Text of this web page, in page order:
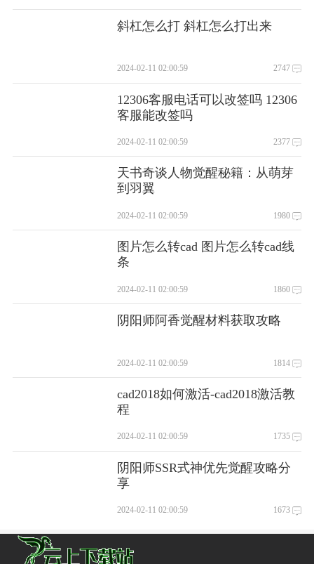
斜杠怎么打 斜杠怎么打出来
2024-02-11 02:00:59 2747
12306客服电话可以改签吗 12306
客服能改签吗
2024-02-11 02:00:59 2377
天书奇谈人物觉醒秘籍：从萌芽
到羽翼
2024-02-11 02:00:59 1980
图片怎么转cad 图片怎么转cad线
条
2024-02-11 02:00:59 1860
阴阳师阿香觉醒材料获取攻略
2024-02-11 02:00:59 1814
cad2018如何激活-cad2018激活教
程
2024-02-11 02:00:59 1735
阴阳师SSR式神优先觉醒攻略分
享
2024-02-11 02:00:59 1673